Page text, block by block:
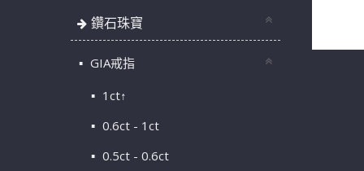
鑽石珠寶
GIA戒指
1ct↑
0.6ct - 1ct
0.5ct - 0.6ct